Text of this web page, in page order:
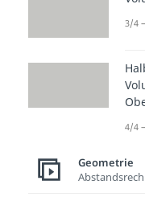
3/4
4/4
Geometrie